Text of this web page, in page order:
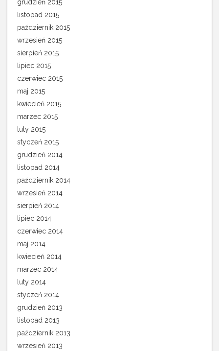
grudzień 2015
listopad 2015
październik 2015
wrzesień 2015
sierpień 2015
lipiec 2015
czerwiec 2015
maj 2015
kwiecień 2015
marzec 2015
luty 2015
styczeń 2015
grudzień 2014
listopad 2014
październik 2014
wrzesień 2014
sierpień 2014
lipiec 2014
czerwiec 2014
maj 2014
kwiecień 2014
marzec 2014
luty 2014
styczeń 2014
grudzień 2013
listopad 2013
październik 2013
wrzesień 2013